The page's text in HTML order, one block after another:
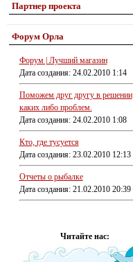
Партнер проекта
Форум Орла
Форум | Лучший магазин
Дата создания: 24.02.2010 1:14
Поможем друг другу в решении
каких либо проблем.
Дата создания: 24.02.2010 1:08
Кто, где тусуется
Дата создания: 23.02.2010 12:13
Отчеты о рыбалке
Дата создания: 21.02.2010 20:39
Читайте нас: